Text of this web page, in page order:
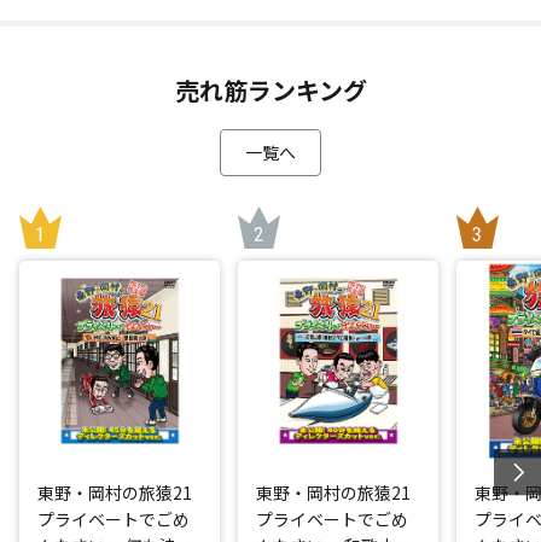
売れ筋ランキング
一覧へ
東野・岡村の旅猿21
プライベートでごめ
東野・岡村の旅猿21
プライベートでごめ
東野・
プライ